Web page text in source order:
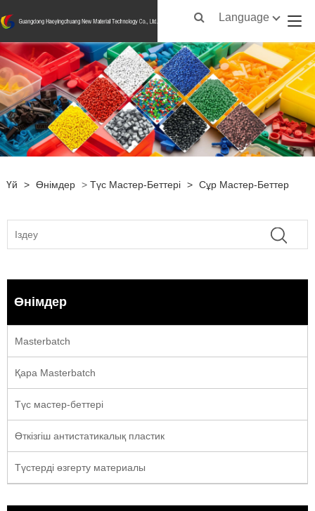
Language
Үй > Өнімдер > Түс Мастер-Беттері > Сұр Мастер-Беттер
Өнімдер
Masterbatch
Қара Masterbatch
Түс мастер-беттері
Өткізгіш антистатикалық пластик
Түстерді өзгерту материалы